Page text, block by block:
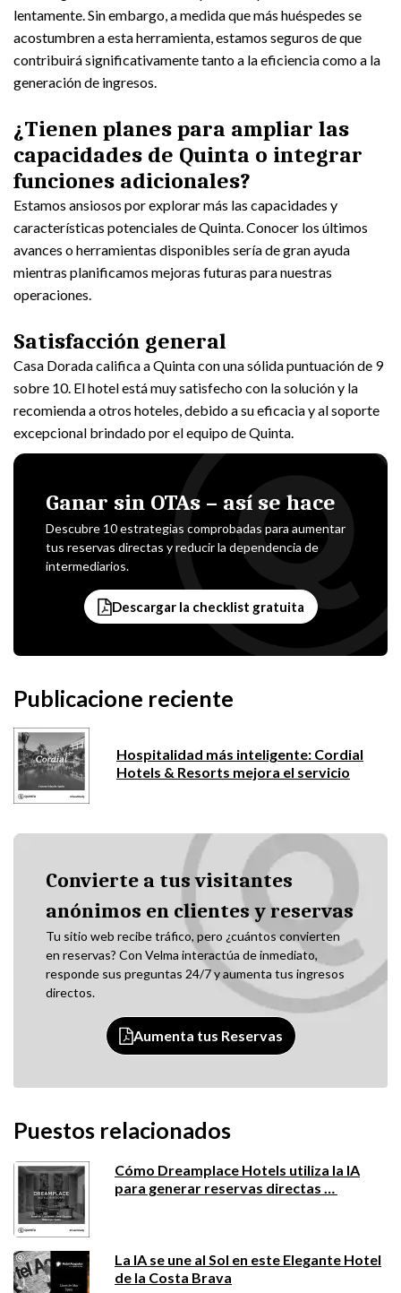
lentamente. Sin embargo, a medida que más huéspedes se
acostumbren a esta herramienta, estamos seguros de que
contribuirá significativamente tanto a la eficiencia como a la
generación de ingresos.
¿Tienen planes para ampliar las
capacidades de Quinta o integrar
funciones adicionales?
Estamos ansiosos por explorar más las capacidades y
características potenciales de Quinta. Conocer los últimos
avances o herramientas disponibles sería de gran ayuda
mientras planificamos mejoras futuras para nuestras
operaciones.
Satisfacción general
Casa Dorada califica a Quinta con una sólida puntuación de 9
sobre 10. El hotel está muy satisfecho con la solución y la
recomienda a otros hoteles, debido a su eficacia y al soporte
excepcional brindado por el equipo de Quinta.
Ganar sin OTAs – así se hace
Descubre 10 estrategias comprobadas para aumentar
tus reservas directas y reducir la dependencia de
intermediarios.
Descargar la checklist gratuita
Publicacione reciente
Hospitalidad más inteligente: Cordial
Hotels & Resorts mejora el servicio
Convierte a tus visitantes
anónimos en clientes y reservas
Tu sitio web recibe tráfico, pero ¿cuántos convierten
en reservas? Con Velma interactúa de inmediato,
responde sus preguntas 24/7 y aumenta tus ingresos
directos.
Aumenta tus Reservas
Puestos relacionados
Cómo Dreamplace Hotels utiliza la IA
para generar reservas directas …
La IA se une al Sol en este Elegante Hotel
de la Costa Brava